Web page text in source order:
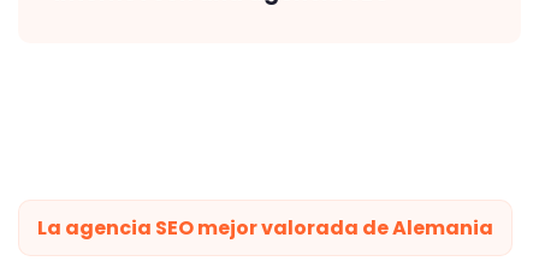
La agencia SEO mejor valorada de Alemania